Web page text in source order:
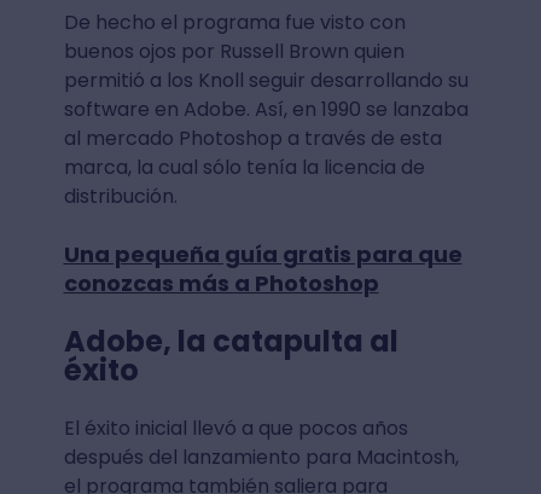
De hecho el programa fue visto con
buenos ojos por Russell Brown quien
permitió a los Knoll seguir desarrollando su
software en Adobe. Así, en 1990 se lanzaba
al mercado Photoshop a través de esta
marca, la cual sólo tenía la licencia de
distribución.
Una pequeña guía gratis para que
conozcas más a Photoshop
Adobe, la catapulta al
éxito
El éxito inicial llevó a que pocos años
después del lanzamiento para Macintosh,
el programa también saliera para